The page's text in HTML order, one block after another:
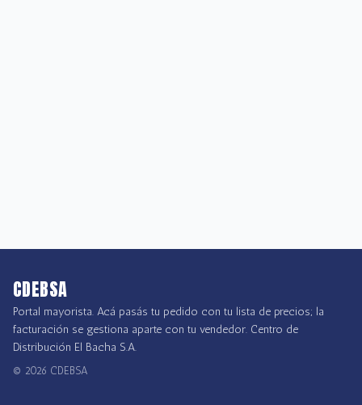
CDEBSA
Portal mayorista. Acá pasás tu pedido con tu lista de precios; la
facturación se gestiona aparte con tu vendedor. Centro de
Distribución El Bacha S.A.
© 2026 CDEBSA